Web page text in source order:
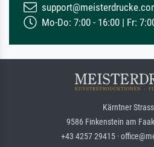
Mo-Do: 7:00 - 16:00 | Fr:
Kärntner
9586 Finkenstein am
+43 4257 29415 ·